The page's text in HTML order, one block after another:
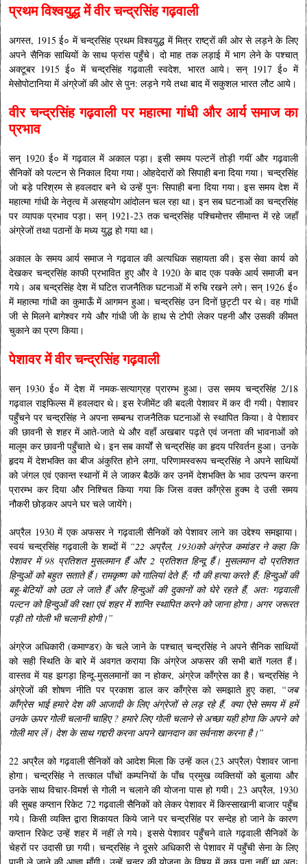
प्रथम विश्वयुद्ध में वीर चन्द्रसिंह गढ़वाली
अगस्त, 1915 ई० में चन्द्रसिंह प्रथम विश्वयुद्ध में मित्र राष्ट्रों की ओर से लड़ने के लिए
अपने सैनिक साथियों के साथ फ्रांस पहुँचे। दो माह तक लड़ाई में भाग लेने के पश्चात्
अक्टूबर 1915 ई० में चन्द्रसिंह गढ़वाली स्वदेश, भारत आये। सन् 1917 ई० में
मेसोपोटानिया में अंग्रेजों की ओर से पुन: लड़ने गये तथा बाद में सकुशल भारत लौट आये।
वीर चन्द्रसिंह गढ़वाली पर महात्मा गांधी और आर्य समाज का
प्रभाव
सन् 1920 ई० में गढ़वाल में अकाल पड़ा। इसी समय पल्टनें तोड़ी गयीं और गढ़वाली
सैनिकों को पल्टन से निकाल दिया गया। ओहदेदारों को सिपाही बना दिया गया। चन्द्रसिंह
जो बड़े परिश्रम से हवलदार बने थे उन्हें पुनः सिपाही बना दिया गया। इस समय देश में
महात्मा गांधी के नेतृत्व में असहयोग आंदोलन चल रहा था। इन सब घटनाओं का चन्द्रसिंह
पर व्यापक प्रभाव पड़ा।सन् 1921-23 तक चन्द्रसिंह पश्चिमोत्तर सीमान्त में रहे जहाँ
अंग्रेजों तथा पठानों के मध्य युद्ध हो गया था।
अकाल के समय आर्य समाज ने गढ़वाल की अत्यधिक सहायता की। इस सेवा कार्य को
देखकर चन्द्रसिंह काफी प्रभावित हुए और वे 1920 के बाद एक पक्के आर्य समाजी बन
गये। अब चन्द्रसिंह देश में घटित राजनैतिक घटनाओं में रुचि रखने लगे। सन् 1926 ई०
में महात्मा गांधी का कुमाऊँ में आगमन हुआ। चन्द्रसिंह उन दिनों छुट्टी पर थे। वह गांधी
जी से मिलने बागेश्वर गये और गांधी जी के हाथ से टोपी लेकर पहनी और उसकी कीमत
चुकाने का प्रण किया।
पेशावर में वीर चन्द्रसिंह गढ़वाली
सन् 1930 ई० में देश में नमक-सत्याग्रह प्रारम्भ हुआ। उस समय चन्द्रसिंह 2/18
गढ़वाल राइफिल्स में हवलदार थे। इस रेजीमेंट की बदली पेशावर में कर दी गयी। पेशावर
पहुँचने पर चन्द्रसिंह ने अपना सम्बन्ध राजनैतिक घटनाओं से स्थापित किया। वे पेशावर
की छावनी से शहर में आते-जाते थे और वहाँ अखबार पढ़ते एवं जनता की भावनाओं को
मालूम कर छावनी पहुँचाते थे। इन सब कार्यों से चन्द्रसिंह का हृदय परिवर्तन हुआ। उनके
हृदय में देशभक्ति का बीज अंकुरित होने लगा, परिणामस्वरूप चन्द्रसिंह ने अपने साथियों
को जंगल एवं एकान्त स्थानों में ले जाकर बैठकें कर उनमें देशभक्ति के भाव उत्पन्न करना
प्रारम्भ कर दिया और निश्चित किया गया कि जिस वक्त काँग्रेस हुक्म दे उसी समय
नौकरी छोड़कर अपने घर चले जायेंगे।
अप्रैल 1930 में एक अफसर ने गढ़वाली सैनिकों को पेशावर लाने का उद्देश्य समझाया।
स्वयं चन्द्रसिंह गढ़वाली के शब्दों में “22 अप्रैल, 1930को अंग्रेज कमांडर ने कहा कि
पेशावर में 98 प्रतिशत मुसलमान हैं और 2 प्रतिशत हिन्दू हैं। मुसलमान दो प्रतिशत
हिन्दुओं को बहुत सताते हैं। रामकृष्ण को गालियां देते हैं; गौ की हत्या करते हैं; हिन्दुओं की
बहू-बेटियों को उठा ले जाते हैं और हिन्दुओं की दुकानों को घेरे रहते हैं, अतः गढ़वाली
पल्टन को हिन्दुओं की रक्षा एवं शहर में शान्ति स्थापित करने को जाना होगा। अगर जरूरत
पड़ी तो गोली भी चलानी होगी।”
अंग्रेज अधिकारी (कमाण्डर) के चले जाने के पश्चात् चन्द्रसिंह ने अपने सैनिक साथियों
को सही स्थिति के बारे में अवगत कराया कि अंग्रेज अफसर की सभी बातें गलत हैं।
वास्तव में यह झगड़ा हिन्दू-मुसलमानों का न होकर, अंग्रेज काँग्रेस का है। चन्द्रसिंह ने
अंग्रेजों की शोषण नीति पर प्रकाश डाल कर काँग्रेस को समझाते हुए कहा, “जब
काँग्रेस भाई हमारे देश की आजादी के लिए अंग्रेजों से लड़ रहे हैं, क्या ऐसे समय में हमें
उनके ऊपर गोली चलानी चाहिए ? हमारे लिए गोली चलाने से अच्छा यही होगा कि अपने को
गोली मार लें। देश के साथ गद्दारी करना अपने खानदान का सर्वनाश करना है।”
22 अप्रैल को गढ़वाली सैनिकों को आदेश मिला कि उन्हें कल (23 अप्रैल) पेशावर जाना
होगा। चन्द्रसिंह ने तत्काल पाँचों कम्पनियों के पाँच प्रमुख व्यक्तियों को बुलाया और
उनके साथ विचार-विमर्श से गोली न चलाने की योजना पास हो गयी। 23 अप्रैल, 1930
की सुबह कप्तान रिकेट 72 गढ़वाली सैनिकों को लेकर पेशावर में किस्साखानी बाजार पहुँच
गये। किसी व्यक्ति द्वारा शिकायत किये जाने पर चन्द्रसिंह पर सन्देह हो जाने के कारण
कप्तान रिकेट उन्हें शहर में नहीं ले गये। इससे पेशावर पहुँचने वाले गढ़वाली सैनिकों के
चेहरों पर उदासी छा गयी। चन्द्रसिंह ने दूसरे अधिकारी से पेशावर में पहुँची सेना के लिए